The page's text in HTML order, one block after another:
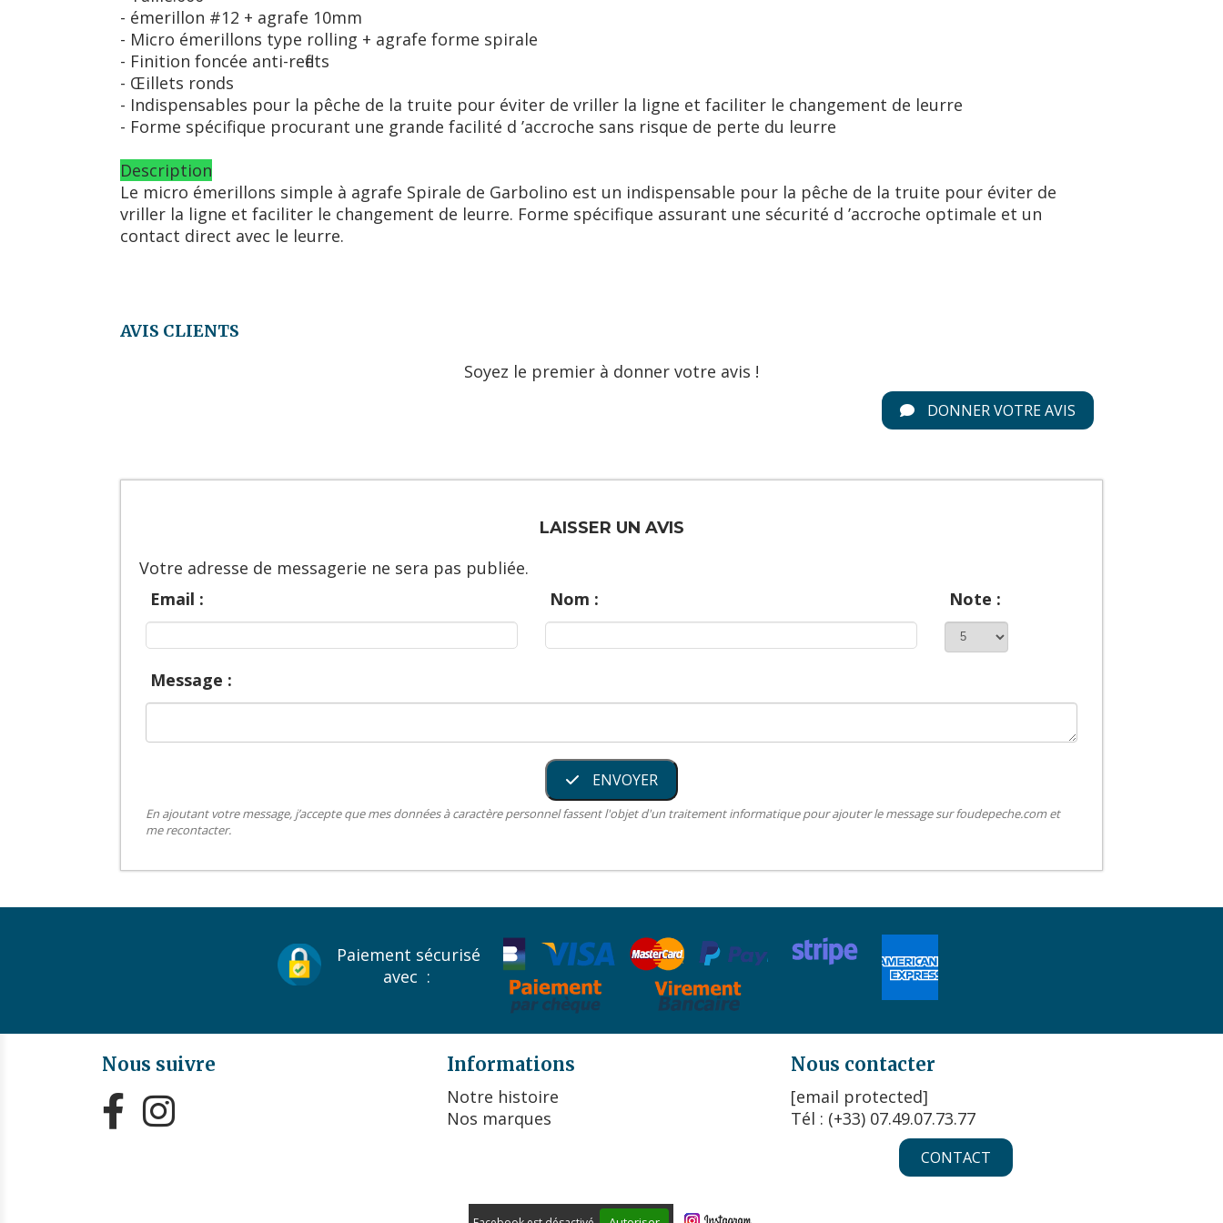
- émerillon #12 + agrafe 10mm
- Micro émerillons type rolling + agrafe forme spirale
- Finition foncée anti-reflets
- Œillets ronds
- Indispensables pour la pêche de la truite pour éviter de vriller la ligne et faciliter le changement de leurre
- Forme spécifique procurant une grande facilité d ’accroche sans risque de perte du leurre
Description
Le micro émerillons simple à agrafe Spirale de Garbolino est un indispensable pour la pêche de la truite pour éviter de
vriller la ligne et faciliter le changement de leurre. Forme spécifique assurant une sécurité d ’accroche optimale et un
contact direct avec le leurre.
AVIS CLIENTS
Soyez le premier à donner votre avis !
DONNER VOTRE AVIS
LAISSER UN AVIS
Votre adresse de messagerie ne sera pas publiée.
Email :
Nom : Note :
Message :
ENVOYER
En ajoutant votre message, j’accepte que mes données à caractère personnel fassent l'objet d'un traitement informatique pour ajouter le message sur foudepeche.com et
me recontacter.
Paiement sécurisé
avec :
Nous suivre
 
Informations
Notre histoire
Nos marques
Nous contacter
[email protected]
Tél : (+33) 07.49.07.73.77
CONTACT